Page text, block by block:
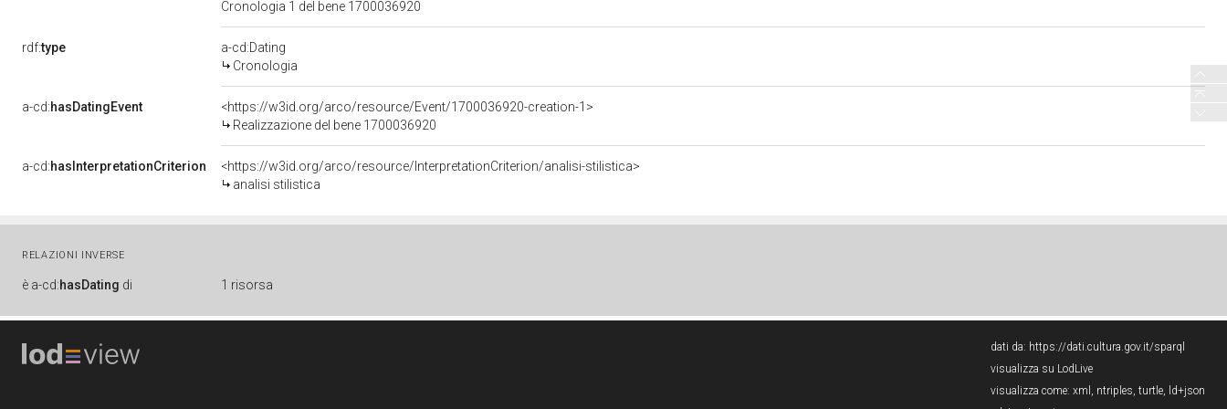
Cronologia 1 del bene 1700036920
rdf:type
a-cd:Dating
Cronologia
a-cd:hasDatingEvent
<https://w3id.org/arco/resource/Event/1700036920-creation-1>
Realizzazione del bene 1700036920
a-cd:hasInterpretationCriterion
<https://w3id.org/arco/resource/InterpretationCriterion/analisi-stilistica>
analisi stilistica
RELAZIONI INVERSE
è a-cd:hasDating di 1 risorsa
dati da: https://dati.cultura.gov.it/sparql
visualizza su LodLive
visualizza come: xml , ntriples, turtle, ld+json